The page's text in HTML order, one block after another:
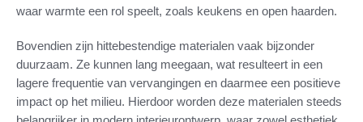
waar warmte een rol speelt, zoals keukens en open haarden.
Bovendien zijn hittebestendige materialen vaak bijzonder
duurzaam. Ze kunnen lang meegaan, wat resulteert in een
lagere frequentie van vervangingen en daarmee een positieve
impact op het milieu. Hierdoor worden deze materialen steeds